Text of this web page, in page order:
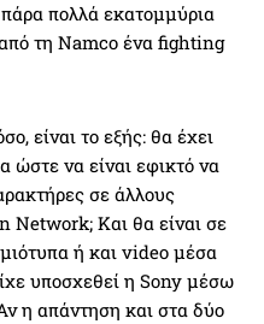
πολλά εκατομμύρια
από τη Namco ένα fighting
είναι το εξής: θα έχει
ώστε να είναι εφικτό να
σε άλλους
Network; Και θα είναι σε
ή και video μέσα
υποσχεθεί η Sony μέσω
η απάντηση και στα δύο